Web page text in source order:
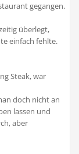
gegangen.
überlegt,
einfach fehlte.
Steak, war
doch nicht an
lassen und
aber